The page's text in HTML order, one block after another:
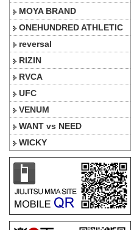
MOYA BRAND
ONEHUNDRED ATHLETIC
reversal
RIZIN
RVCA
UFC
VENUM
WANT vs NEED
WICKY